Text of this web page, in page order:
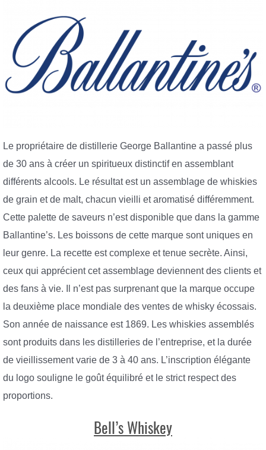
Le propriétaire de distillerie George Ballantine a passé plus
de 30 ans à créer un spiritueux distinctif en assemblant
différents alcools. Le résultat est un assemblage de whiskies
de grain et de malt, chacun vieilli et aromatisé différemment.
Cette palette de saveurs n’est disponible que dans la gamme
Ballantine’s. Les boissons de cette marque sont uniques en
leur genre. La recette est complexe et tenue secrète. Ainsi,
ceux qui apprécient cet assemblage deviennent des clients et
des fans à vie. Il n’est pas surprenant que la marque occupe
la deuxième place mondiale des ventes de whisky écossais.
Son année de naissance est 1869. Les whiskies assemblés
sont produits dans les distilleries de l’entreprise, et la durée
de vieillissement varie de 3 à 40 ans. L’inscription élégante
du logo souligne le goût équilibré et le strict respect des
proportions.
Bell’s Whiskey